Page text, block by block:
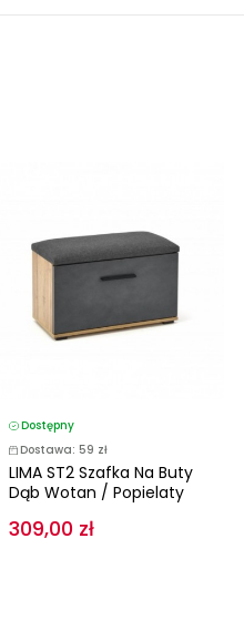
Dostępny
Dostawa: 59 zł
LIMA ST2 Szafka Na Buty
Dąb Wotan / Popielaty
309,00 zł